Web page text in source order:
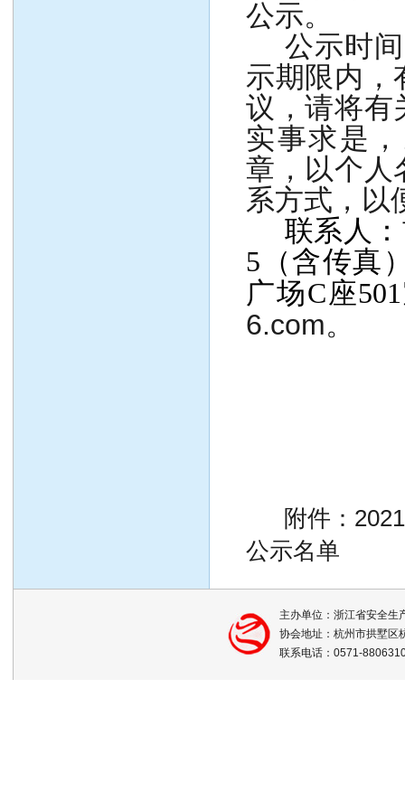
公示。
公示时间
示期限内，
议，请将有
实事求是
章，以个人
系方式，以
联系人
5 （含传真
广场C座501
6.com。
附件：
公示名单
主办单位：浙江省安全生
协会地址：杭州市拱墅区
联系电话：0571-